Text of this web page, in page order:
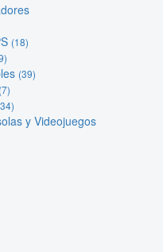
(18)
(39)
(7)
y Videojuegos